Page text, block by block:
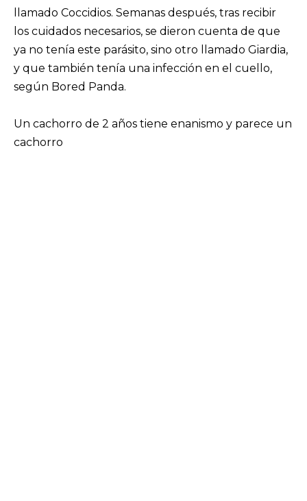
llamado Coccidios. Semanas después, tras recibir
los cuidados necesarios, se dieron cuenta de que
ya no tenía este parásito, sino otro llamado Giardia,
y que también tenía una infección en el cuello,
según Bored Panda.
Un cachorro de 2 años tiene enanismo y parece un
cachorro